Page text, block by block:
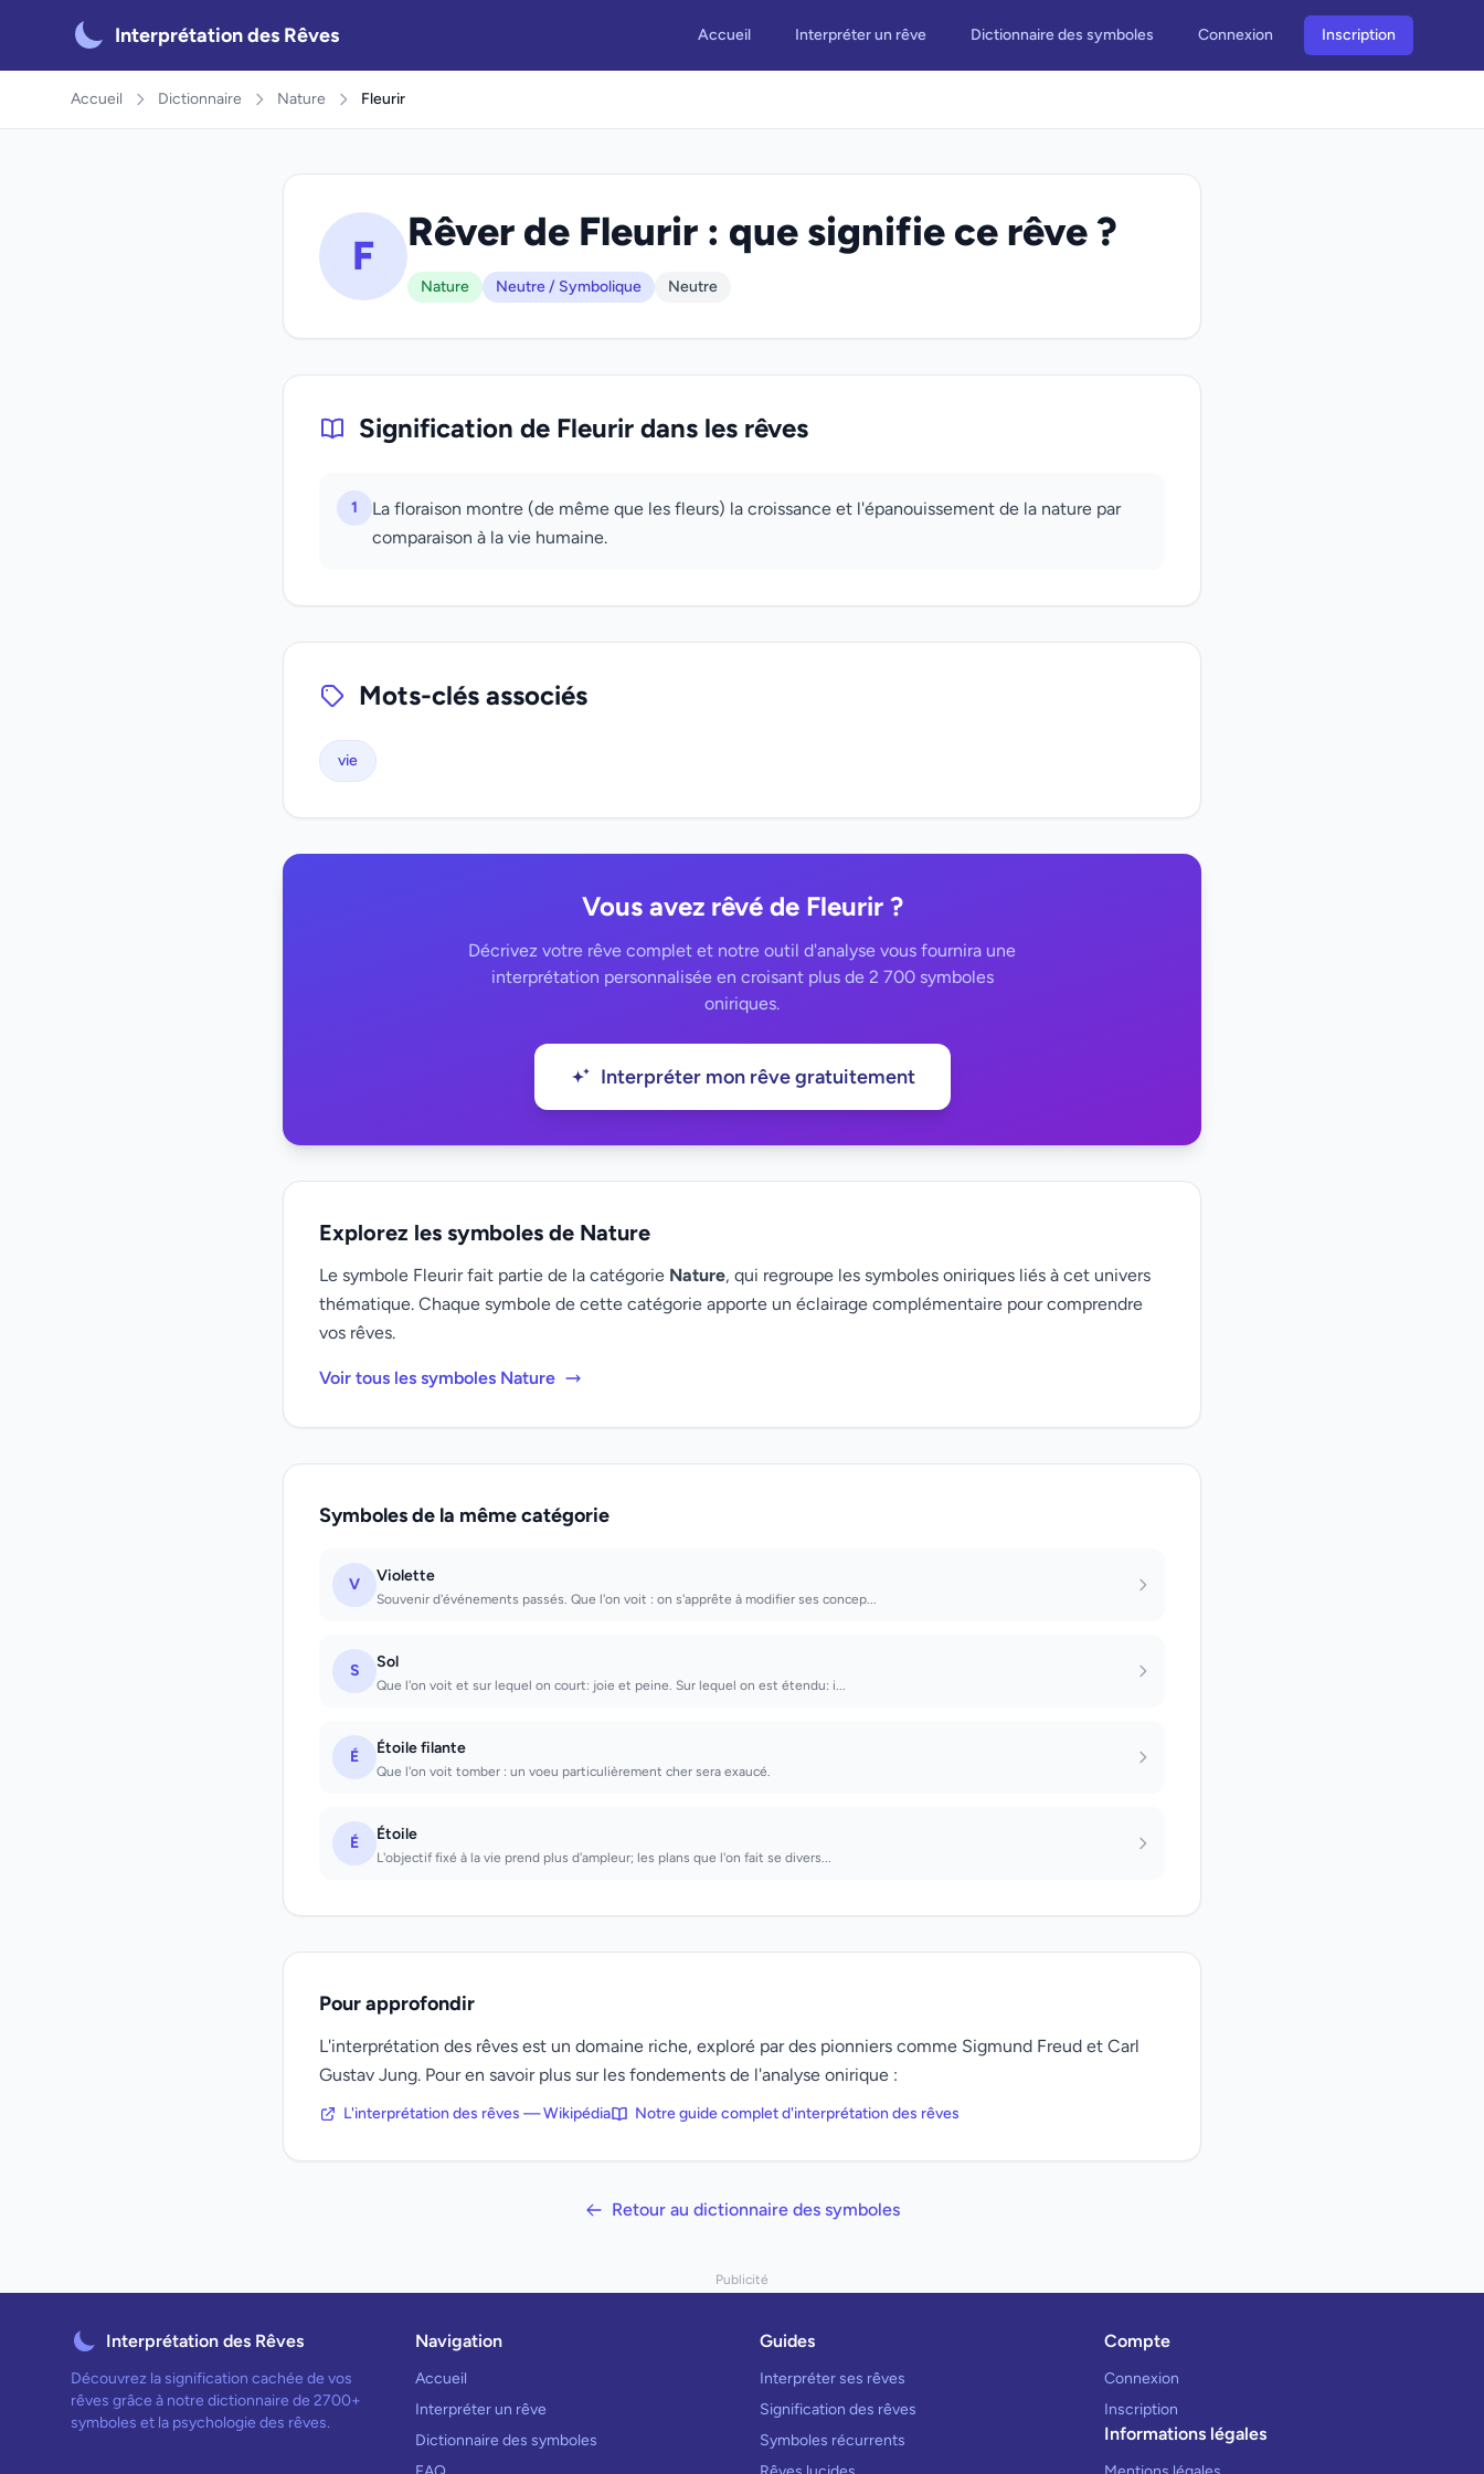
Interprétation des Rêves Accueil Interpréter un rêve Dictionnaire des symboles Connexion Inscription
Accueil Dictionnaire Nature Fleurir
F
Rêver de Fleurir : que signifie ce rêve ?
Nature Neutre / Symbolique Neutre
Signification de Fleurir dans les rêves
1
La floraison montre (de même que les fleurs) la croissance et l'épanouissement de la nature par
comparaison à la vie humaine.
Mots-clés associés
vie
Vous avez rêvé de Fleurir ?
Décrivez votre rêve complet et notre outil d'analyse vous fournira une
interprétation personnalisée en croisant plus de 2 700 symboles
oniriques.
Interpréter mon rêve gratuitement
Explorez les symboles de Nature
Le symbole Fleurir fait partie de la catégorie Nature, qui regroupe les symboles oniriques liés à cet univers
thématique. Chaque symbole de cette catégorie apporte un éclairage complémentaire pour comprendre
vos rêves.
Voir tous les symboles Nature
Symboles de la même catégorie
V Violette
Souvenir d'événements passés. Que l'on voit : on s'apprête à modifier ses concep...
S Sol
Que l'on voit et sur lequel on court: joie et peine. Sur lequel on est étendu: i...
É Étoile filante
Que l'on voit tomber : un voeu particulièrement cher sera exaucé.
É Étoile
L'objectif fixé à la vie prend plus d'ampleur; les plans que l'on fait se divers...
Pour approfondir
L'interprétation des rêves est un domaine riche, exploré par des pionniers comme Sigmund Freud et Carl
Gustav Jung. Pour en savoir plus sur les fondements de l'analyse onirique :
L'interprétation des rêves — Wikipédia Notre guide complet d'interprétation des rêves
Retour au dictionnaire des symboles
Publicité
Interprétation des Rêves
Découvrez la signification cachée de vos
rêves grâce à notre dictionnaire de 2700+
symboles et la psychologie des rêves.
Navigation
Accueil
Interpréter un rêve
Dictionnaire des symboles
Guides
Interpréter ses rêves
Signification des rêves
Symboles récurrents
Compte
Connexion
Inscription
Informations légales